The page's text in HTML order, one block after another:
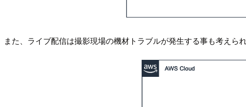
また、ライブ配信は撮影現場の機材トラブルが発生する事も考え